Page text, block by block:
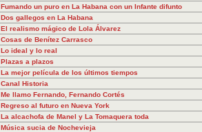
Fumando un puro en La Habana con un Infante difunto
Dos gallegos en La Habana
El realismo mágico de Lola Álvarez
Cosas de Benítez Carrasco
Lo ideal y lo real
Plazas a plazos
La mejor película de los últimos tiempos
Canal Historia
Me llamo Fernando, Fernando Cortés
Regreso al futuro en Nueva York
La alcachofa de Manel y La Tomaquera toda
Música sucia de Nochevieja